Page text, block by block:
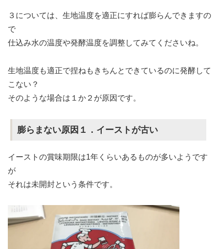
３については、生地温度を適正にすれば膨らんできますの
で
仕込み水の温度や発酵温度を調整してみてくださいね。
生地温度も適正で捏ねもきちんとできているのに発酵して
こない？
そのような場合は１か２が原因です。
膨らまない原因１．イーストが古い
イーストの賞味期限は1年くらいあるものが多いようです
が
それは未開封という条件です。